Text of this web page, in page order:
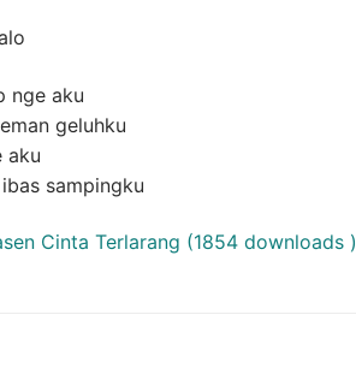
nge aku
geluhku
aku
sampingku
Cinta Terlarang (1854 downloads )